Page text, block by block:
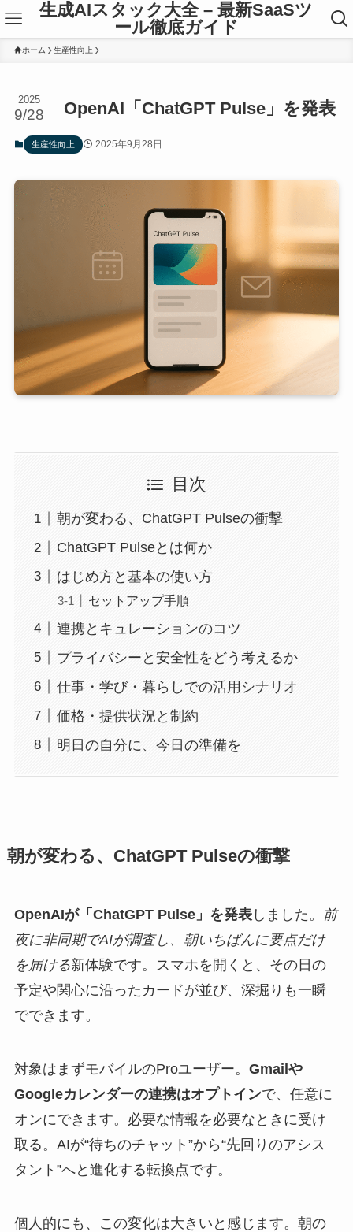
生成AIスタック大全 – 最新SaaSツ
ール徹底ガイド
ホーム 生産性向上
OpenAI「ChatGPT Pulse」を発表
2025
9/28
生産性向上 2025年9月28日
目次
朝が変わる、ChatGPT Pulseの衝撃
ChatGPT Pulseとは何か
はじめ方と基本の使い方
セットアップ手順
連携とキュレーションのコツ
プライバシーと安全性をどう考えるか
仕事・学び・暮らしでの活用シナリオ
価格・提供状況と制約
明日の自分に、今日の準備を
朝が変わる、ChatGPT Pulseの衝撃
OpenAIが「ChatGPT Pulse」を発表しました。
前
夜に非同期でAIが調査し、朝いちばんに要点だけ
を届ける新体験です。スマホを開くと、その日の
予定や関心に沿ったカードが並び、深掘りも一瞬
でできます。
対象はまずモバイルのProユーザー。 Gmailや
Googleカレンダーの連携はオプトインで、任意に
オンにできます。必要な情報を必要なときに受け
取る。AIが“待ちのチャット”から“先回りのアシス
タント”へと進化する転換点です。
個人的にも、この変化は大きいと感じます。朝の